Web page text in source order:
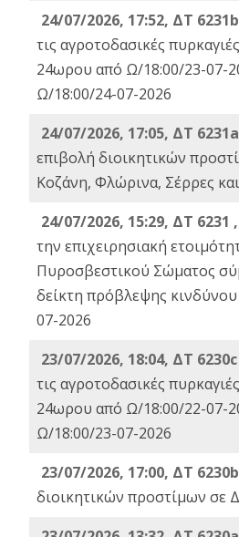
24/07/2026, 17:52, ΔΤ
τις αγροτοδασικές
24ωρου από Ω/18:00/23-07-
Ω/18:00/24-07-2026
24/07/2026, 17:05, ΔΤ
επιβολή διοικητικών
Κοζάνη, Φλώρινα, Σέρρες
24/07/2026, 15:29, ΔΤ 6231 ,
την επιχειρησιακή
Πυροσβεστικού Σώματος
δείκτη πρόβλεψης κινδύνου
07-2026
23/07/2026, 18:04, ΔΤ
τις αγροτοδασικές
24ωρου από Ω/18:00/22-07-
Ω/18:00/23-07-2026
23/07/2026, 17:00, ΔΤ
διοικητικών προστίμων σε